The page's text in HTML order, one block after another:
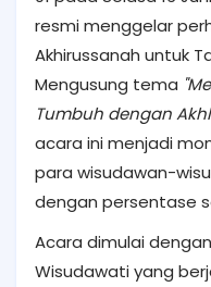
resmi menggelar
Akhirussanah untuk
Mengusung tema
Tumbuh dengan
acara ini menjadi
para wisudawan-
dengan persentase
Acara dimulai
Wisudawati yang